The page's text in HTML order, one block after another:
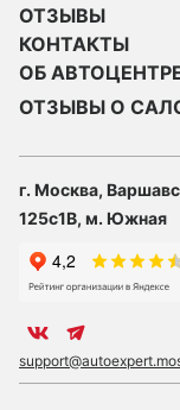
ОТЗЫВЫ
КОНТАКТЫ
ОБ
ОТЗЫВЫ О
г. Москва,
125с1В, м. Южная